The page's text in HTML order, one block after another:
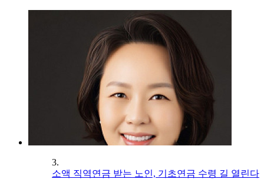
3.
소액 직역연금 받는 노인, 기초연금 수령 길 열린다